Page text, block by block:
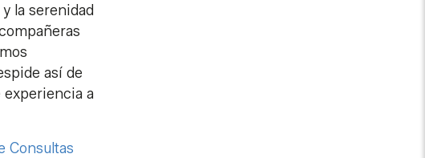
la serenidad
así de
experiencia a
Consultas